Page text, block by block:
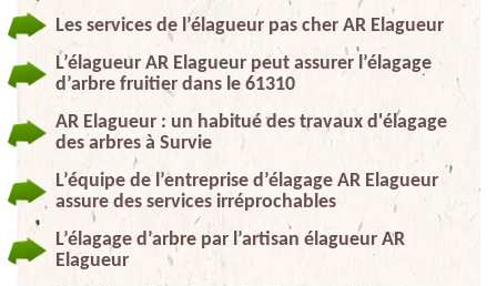
Les services de l’élagueur pas cher AR Elagueur
L’élagueur AR Elagueur peut assurer l’élagage
d’arbre fruitier dans le 61310
AR Elagueur : un habitué des travaux d'élagage
des arbres à Survie
L’équipe de l’entreprise d’élagage AR Elagueur
assure des services irréprochables
L’élagage d’arbre par l’artisan élagueur AR
Elagueur